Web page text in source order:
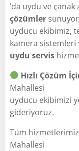
’da uydu ve
çözümler
uyducu ekibimiz,
kamera sistemleri
uydu servis
Hızlı Çözüm
Mahallesi
uyducu ekibimizi
gideriyoruz.
Tüm hizmetlerimiz
Mahallesi